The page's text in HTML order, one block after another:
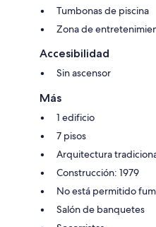
Tumbonas de piscina
Zona de
Accesibilidad
Sin ascensor
Más
1 edificio
7 pisos
Arquitectura
Construcción: 1979
No está permitido
Salón de banquetes